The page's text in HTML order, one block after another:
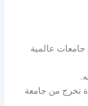
عالمية
تخرج من جامعة